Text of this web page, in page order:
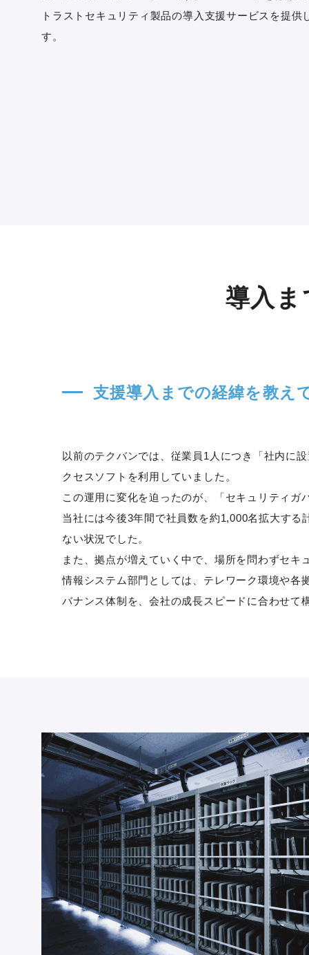
トラストセキュリティ製品の導入支援サービスを提供
す。
導入ま
支援導入までの経緯を教え
以前のテクバンでは、従業員1人につき「社内に
クセスソフトを利用していました。
この運用に変化を迫ったのが、「セキュリティ
当社には今後3年間で社員数を約1,000名拡大す
ない状況でした。
また、拠点が増えていく中で、場所を問わずセ
情報システム部門としては、テレワーク環境や各
バナンス体制を、会社の成長スピードに合わせて